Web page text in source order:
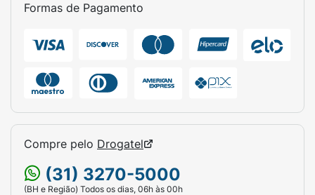
Formas de Pagamento
Compre pelo Drogatel
(31) 3270-5000
(BH e Região) Todos os dias, 06h às 00h